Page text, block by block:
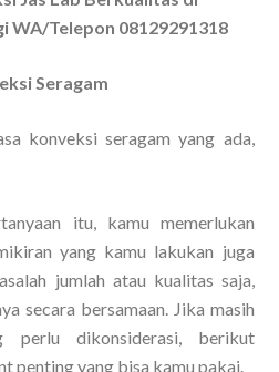
WA/Telepon 08129291318
Seragam
konveksi seragam yang ada,
itu, kamu memerlukan
yang kamu lakukan juga
jumlah atau kualitas saja,
secara bersamaan. Jika masih
perlu dikonsiderasi, berikut
penting yang bisa kamu pakai.